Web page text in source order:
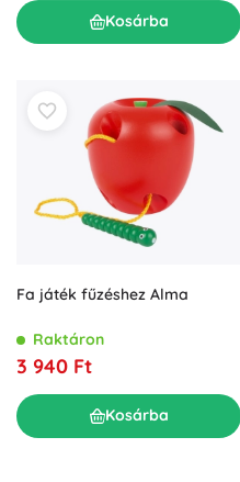
Kosárba
Fa játék fűzéshez Alma
Raktáron
3 940 Ft
Kosárba